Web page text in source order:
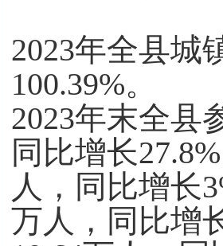
2023年全县城
100.39%。
2023年末全县
同比增长
人，同比增长
万人，同比增